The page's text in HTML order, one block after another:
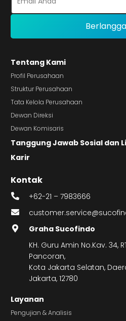
Tentang Kami
Profil Perusahaan
Struktur Perusahaan
Tata Kelola Perusahaan
Dewan Direksi
Dewan Komisaris
Tanggung Jawab Sosial dan
Karir
Kontak
+62-21 – 7983666
Graha Sucofindo
KH. Guru Amin No.Kav. 34,
Pancoran,
Kota Jakarta Selatan,
Jakarta, 12780
Layanan
Pengujian & Analisis